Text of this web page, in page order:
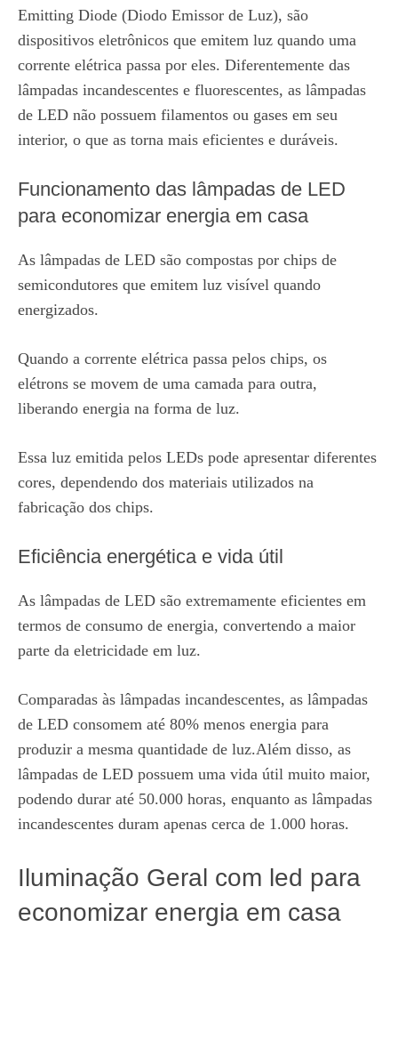
Emitting Diode (Diodo Emissor de Luz), são
dispositivos eletrônicos que emitem luz quando uma
corrente elétrica passa por eles. Diferentemente das
lâmpadas incandescentes e fluorescentes, as lâmpadas
de LED não possuem filamentos ou gases em seu
interior, o que as torna mais eficientes e duráveis.
Funcionamento das lâmpadas de LED
para economizar energia em casa
As lâmpadas de LED são compostas por chips de
semicondutores que emitem luz visível quando
energizados.
Quando a corrente elétrica passa pelos chips, os
elétrons se movem de uma camada para outra,
liberando energia na forma de luz.
Essa luz emitida pelos LEDs pode apresentar diferentes
cores, dependendo dos materiais utilizados na
fabricação dos chips.
Eficiência energética e vida útil
As lâmpadas de LED são extremamente eficientes em
termos de consumo de energia, convertendo a maior
parte da eletricidade em luz.
Comparadas às lâmpadas incandescentes, as lâmpadas
de LED consomem até 80% menos energia para
produzir a mesma quantidade de luz.Além disso, as
lâmpadas de LED possuem uma vida útil muito maior,
podendo durar até 50.000 horas, enquanto as lâmpadas
incandescentes duram apenas cerca de 1.000 horas.
Iluminação Geral com led para
economizar energia em casa